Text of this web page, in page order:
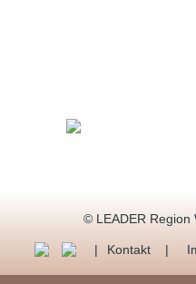
© LEADER Region
Kontakt